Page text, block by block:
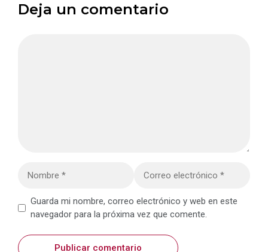
Deja un comentario
electrónico
WebGuarda mi nombre, correo electrónico y web en este
navegador para la próxima vez que comente.